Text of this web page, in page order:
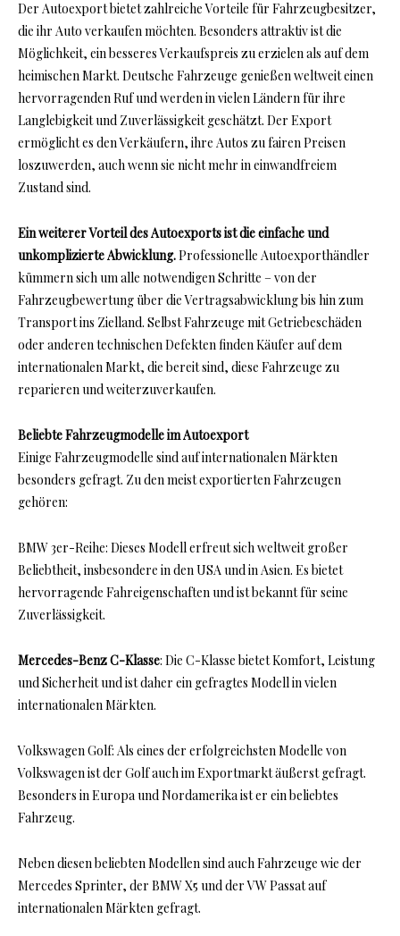
Der Autoexport bietet zahlreiche Vorteile für Fahrzeugbesitzer,
die ihr Auto verkaufen möchten. Besonders attraktiv ist die
Möglichkeit, ein besseres Verkaufspreis zu erzielen als auf dem
heimischen Markt. Deutsche Fahrzeuge genießen weltweit einen
hervorragenden Ruf und werden in vielen Ländern für ihre
Langlebigkeit und Zuverlässigkeit geschätzt. Der Export
ermöglicht es den Verkäufern, ihre Autos zu fairen Preisen
loszuwerden, auch wenn sie nicht mehr in einwandfreiem
Zustand sind.
Ein weiterer Vorteil des Autoexports ist die einfache und
unkomplizierte Abwicklung.Professionelle Autoexporthändler
kümmern sich um alle notwendigen Schritte – von der
Fahrzeugbewertung über die Vertragsabwicklung bis hin zum
Transport ins Zielland. Selbst Fahrzeuge mit Getriebeschäden
oder anderen technischen Defekten finden Käufer auf dem
internationalen Markt, die bereit sind, diese Fahrzeuge zu
reparieren und weiterzuverkaufen.
Beliebte Fahrzeugmodelle im Autoexport
Einige Fahrzeugmodelle sind auf internationalen Märkten
besonders gefragt. Zu den meist exportierten Fahrzeugen
gehören:
BMW 3er-Reihe: Dieses Modell erfreut sich weltweit großer
Beliebtheit, insbesondere in den USA und in Asien. Es bietet
hervorragende Fahreigenschaften und ist bekannt für seine
Zuverlässigkeit.
Mercedes-Benz C-Klasse: Die C-Klasse bietet Komfort, Leistung
und Sicherheit und ist daher ein gefragtes Modell in vielen
internationalen Märkten.
Volkswagen Golf: Als eines der erfolgreichsten Modelle von
Volkswagen ist der Golf auch im Exportmarkt äußerst gefragt.
Besonders in Europa und Nordamerika ist er ein beliebtes
Fahrzeug.
Neben diesen beliebten Modellen sind auch Fahrzeuge wie der
Mercedes Sprinter, der BMW X5 und der VW Passat auf
internationalen Märkten gefragt.